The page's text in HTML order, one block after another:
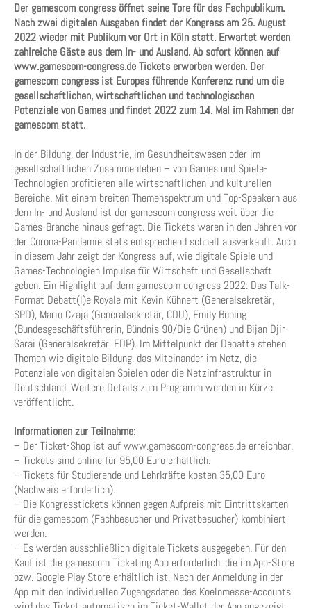
Der gamescom congress öffnet seine Tore für das Fachpublikum.
Nach zwei digitalen Ausgaben findet der Kongress am 25. August
2022 wieder mit Publikum vor Ort in Köln statt. Erwartet werden
zahlreiche Gäste aus dem In- und Ausland. Ab sofort können auf
www.gamescom-congress.de Tickets erworben werden. Der
gamescom congress ist Europas führende Konferenz rund um die
gesellschaftlichen, wirtschaftlichen und technologischen
Potenziale von Games und findet 2022 zum 14. Mal im Rahmen der
gamescom statt.
In der Bildung, der Industrie, im Gesundheitswesen oder im
gesellschaftlichen Zusammenleben – von Games und Spiele-
Technologien profitieren alle wirtschaftlichen und kulturellen
Bereiche. Mit einem breiten Themenspektrum und Top-Speakern aus
dem In- und Ausland ist der gamescom congress weit über die
Games-Branche hinaus gefragt. Die Tickets waren in den Jahren vor
der Corona-Pandemie stets entsprechend schnell ausverkauft. Auch
in diesem Jahr zeigt der Kongress auf, wie digitale Spiele und
Games-Technologien Impulse für Wirtschaft und Gesellschaft
geben. Ein Highlight auf dem gamescom congress 2022: Das Talk-
Format Debatt(l)e Royale mit Kevin Kühnert (Generalsekretär,
SPD), Mario Czaja (Generalsekretär, CDU), Emily Büning
(Bundesgeschäftsführerin, Bündnis 90/Die Grünen) und Bijan Djir-
Sarai (Generalsekretär, FDP). Im Mittelpunkt der Debatte stehen
Themen wie digitale Bildung, das Miteinander im Netz, die
Potenziale von digitalen Spielen oder die Netzinfrastruktur in
Deutschland. Weitere Details zum Programm werden in Kürze
veröffentlicht.
Informationen zur Teilnahme:
– Der Ticket-Shop ist auf www.gamescom-congress.de erreichbar.
– Tickets sind online für 95,00 Euro erhältlich.
– Tickets für Studierende und Lehrkräfte kosten 35,00 Euro
(Nachweis erforderlich).
– Die Kongresstickets können gegen Aufpreis mit Eintrittskarten
für die gamescom (Fachbesucher und Privatbesucher) kombiniert
werden.
– Es werden ausschließlich digitale Tickets ausgegeben. Für den
Kauf ist die gamescom Ticketing App erforderlich, die im App-Store
bzw. Google Play Store erhältlich ist. Nach der Anmeldung in der
App mit den individuellen Zugangsdaten des Koelnmesse-Accounts,